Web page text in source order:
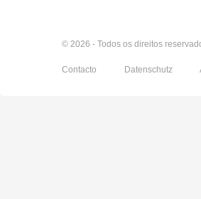
© 2026 - Todos os direitos
Contacto Datenschutz